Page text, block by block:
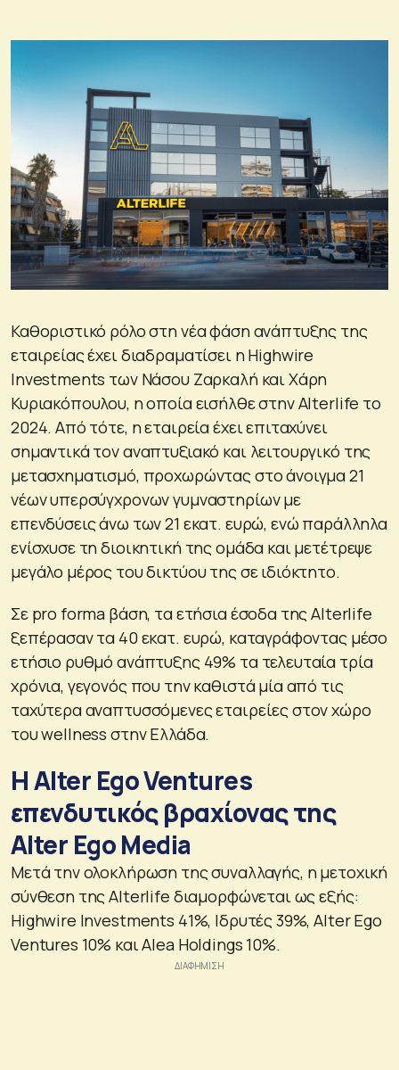
Καθοριστικό ρόλο στη νέα φάση ανάπτυξης της
εταιρείας έχει διαδραματίσει η Highwire
Investments των Νάσου Ζαρκαλή και Χάρη
Κυριακόπουλου, η οποία εισήλθε στην Alterlife το
2024. Από τότε, η εταιρεία έχει επιταχύνει
σημαντικά τον αναπτυξιακό και λειτουργικό της
μετασχηματισμό, προχωρώντας στο άνοιγμα 21
νέων υπερσύγχρονων γυμναστηρίων με
επενδύσεις άνω των 21 εκατ. ευρώ, ενώ παράλληλα
ενίσχυσε τη διοικητική της ομάδα και μετέτρεψε
μεγάλο μέρος του δικτύου της σε ιδιόκτητο.
Σε pro forma βάση, τα ετήσια έσοδα της Alterlife
ξεπέρασαν τα 40 εκατ. ευρώ, καταγράφοντας μέσο
ετήσιο ρυθμό ανάπτυξης 49% τα τελευταία τρία
χρόνια, γεγονός που την καθιστά μία από τις
ταχύτερα αναπτυσσόμενες εταιρείες στον χώρο
του wellness στην Ελλάδα.
Η Alter Ego Ventures
επενδυτικός βραχίονας της
Alter Ego Media
Μετά την ολοκλήρωση της συναλλαγής, η μετοχική
σύνθεση της Alterlife διαμορφώνεται ως εξής:
Highwire Investments 41%, Ιδρυτές 39%, Alter Ego
Ventures 10% και Alea Holdings 10%.